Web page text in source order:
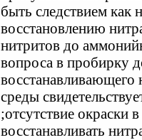
быть следствием как
восстановлению
нитритов до
вопроса в пробирку
восстанавливающего
среды
;отсутствие окраски
восстанавливать